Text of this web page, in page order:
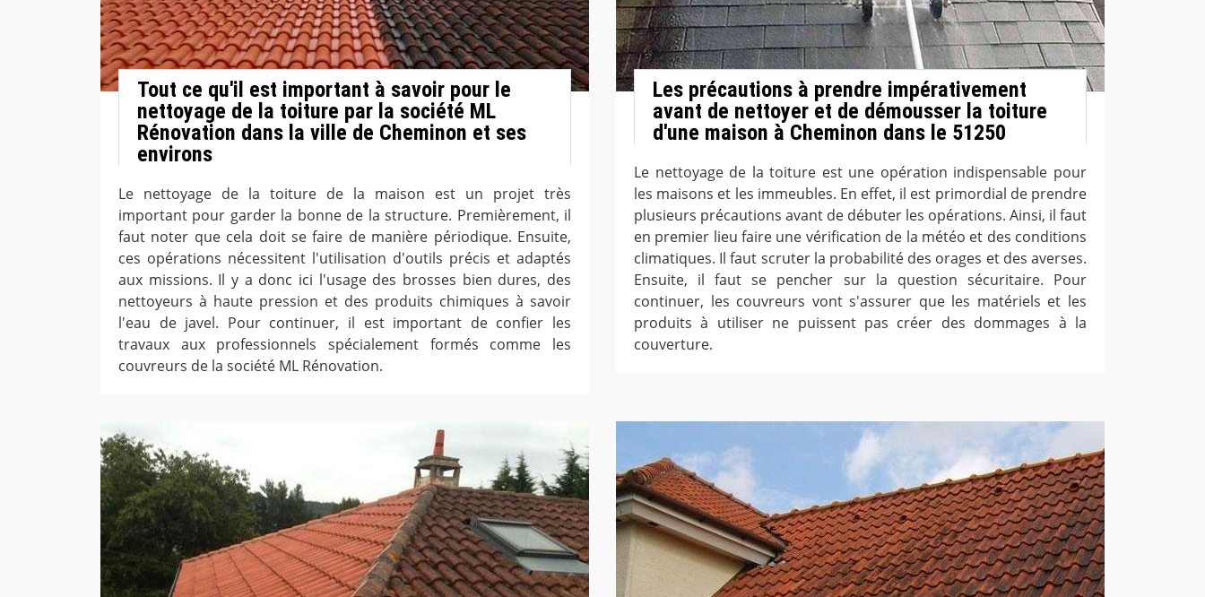
Tout ce qu'il est important à savoir pour le
nettoyage de la toiture par la société ML
Rénovation dans la ville de Cheminon et ses
environs
Le nettoyage de la toiture de la maison est un projet très
important pour garder la bonne de la structure. Premièrement, il
faut noter que cela doit se faire de manière périodique. Ensuite,
ces opérations nécessitent l'utilisation d'outils précis et adaptés
aux missions. Il y a donc ici l'usage des brosses bien dures, des
nettoyeurs à haute pression et des produits chimiques à savoir
l'eau de javel. Pour continuer, il est important de confier les
travaux aux professionnels spécialement formés comme les
couvreurs de la société ML Rénovation.
Les précautions à prendre impérativement
avant de nettoyer et de démousser la toiture
d'une maison à Cheminon dans le 51250
Le nettoyage de la toiture est une opération indispensable pour
les maisons et les immeubles. En effet, il est primordial de prendre
plusieurs précautions avant de débuter les opérations. Ainsi, il faut
en premier lieu faire une vérification de la météo et des conditions
climatiques. Il faut scruter la probabilité des orages et des averses.
Ensuite, il faut se pencher sur la question sécuritaire. Pour
continuer, les couvreurs vont s'assurer que les matériels et les
produits à utiliser ne puissent pas créer des dommages à la
couverture.